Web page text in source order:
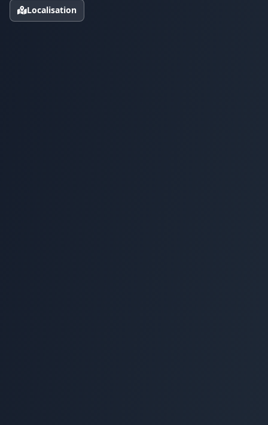
Localisation